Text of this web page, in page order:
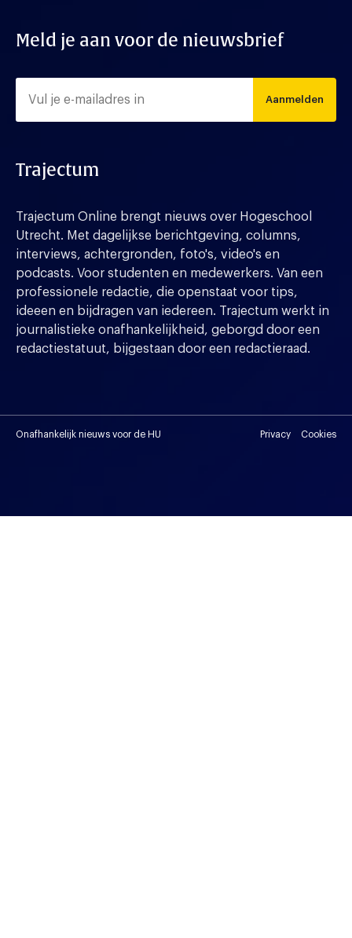
Meld je aan voor de nieuwsbrief
Aanmelden
Trajectum
Trajectum Online brengt nieuws over Hogeschool
Utrecht. Met dagelijkse berichtgeving, columns,
interviews, achtergronden, foto's, video's en
podcasts. Voor studenten en medewerkers. Van een
professionele redactie, die openstaat voor tips,
ideeen en bijdragen van iedereen. Trajectum werkt in
journalistieke onafhankelijkheid, geborgd door een
redactiestatuut, bijgestaan door een redactieraad.
Onafhankelijk nieuws voor de HU Privacy Cookies